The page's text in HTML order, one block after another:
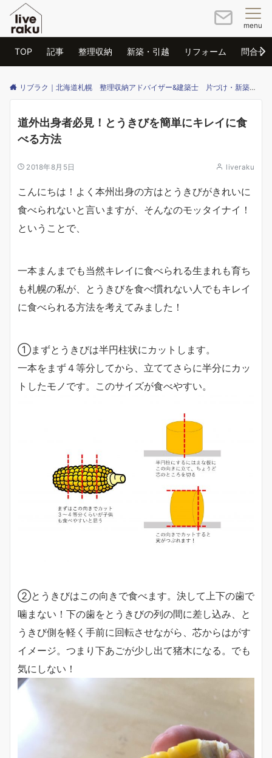
menu
TOP 記事 整理収納 新築・引越 リフォーム 問合せ
リブラク｜北海道札幌 整理収納アドバイザー&建築士 片づけ・新築・リフォームのご相談はリブラクまで
道外出身者必見！とうきびを簡単にキレイに食
べる方法
2018年8月5日 liveraku
こんにちは！よく本州出身の方はとうきびがきれいに
食べられないと言いますが、そんなのモッタイナイ！
ということで、
一本まんまでも当然キレイに食べられる生まれも育ち
も札幌の私が、とうきびを食べ慣れない人でもキレイ
に食べられる方法を考えてみました！
①まずとうきびは半円柱状にカットします。
一本をまず４等分してから、立ててさらに半分にカッ
トしたモノです。このサイズが食べやすい。
②とうきびはこの向きで食べます。決して上下の歯で
噛まない！ 下の歯をとうきびの列の間に差し込み、と
うきび側を軽く手前に回転させながら、芯からはがす
イメージ。つまり下あごが少し出て猪木になる。でも
気にしない！